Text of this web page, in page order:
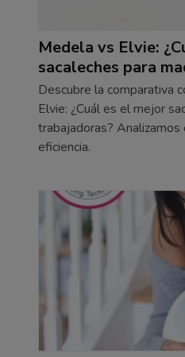
Medela vs Elvie:
sacaleches para
Descubre la comparativa
Elvie: ¿Cuál es el mejor
trabajadoras?
eficiencia.